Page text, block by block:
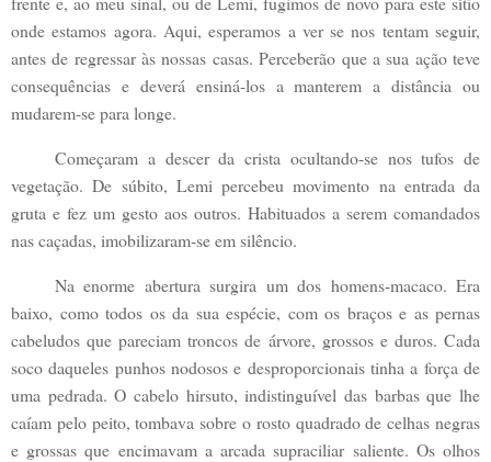
onde estamos agora. Aqui, esperamos a ver se nos tentam seguir,
antes de regressar às nossas casas. Perceberão que a sua ação teve
consequências e deverá ensiná-los a manterem a distância ou
mudarem-se para longe.
Começaram a descer da crista ocultando-se nos tufos de
vegetação. De súbito, Lemi percebeu movimento na entrada da
gruta e fez um gesto aos outros. Habituados a serem comandados
nas caçadas, imobilizaram-se em silêncio.
Na enorme abertura surgira um dos homens-macaco. Era
baixo, como todos os da sua espécie, com os braços e as pernas
cabeludos que pareciam troncos de árvore, grossos e duros. Cada
soco daqueles punhos nodosos e desproporcionais tinha a força de
uma pedrada. O cabelo hirsuto, indistinguível das barbas que lhe
caíam pelo peito, tombava sobre o rosto quadrado de celhas negras
e grossas que encimavam a arcada supraciliar saliente. Os olhos